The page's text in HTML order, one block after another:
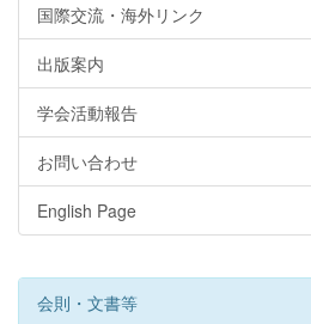
国際交流・海外リンク
出版案内
学会活動報告
お問い合わせ
English Page
会則・文書等